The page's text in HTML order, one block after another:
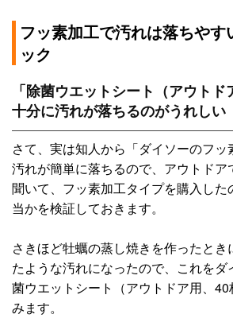
フッ素加工で汚れは落ちやす
ック
「除菌ウエットシート（アウト
十分に汚れが落ちるのがうれしい
さて、実は知人から「ダイソーのフ
汚れが簡単に落ちるので、アウトドア
聞いて、フッ素加工タイプを購入し
当かを検証しておきます。
さきほど牡蠣の蒸し焼きを作ったと
たような汚れになったので、これをダ
菌ウエットシート（アウトドア用、
みます。